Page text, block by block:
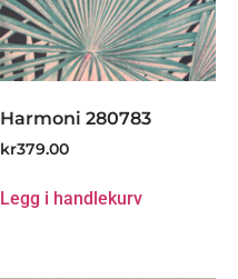
Harmoni 280783
kr379.00
Legg i handlekurv